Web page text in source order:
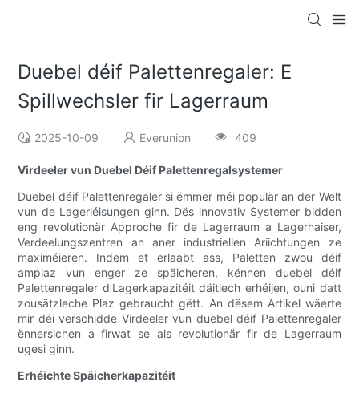
Duebel déif Palettenregaler: E
Spillwechsler fir Lagerraum
2025-10-09 Everunion 409
Virdeeler vun Duebel Déif Palettenregalsystemer
Duebel déif Palettenregaler si ëmmer méi populär an der Welt
vun de Lagerléisungen ginn. Dës innovativ Systemer bidden
eng revolutionär Approche fir de Lagerraum a Lagerhaiser,
Verdeelungszentren an aner industriellen Ariichtungen ze
maximéieren. Indem et erlaabt ass, Paletten zwou déif
amplaz vun enger ze späicheren, kënnen duebel déif
Palettenregaler d'Lagerkapazitéit däitlech erhéijen, ouni datt
zousätzleche Plaz gebraucht gëtt. An dësem Artikel wäerte
mir déi verschidde Virdeeler vun duebel déif Palettenregaler
ënnersichen a firwat se als revolutionär fir de Lagerraum
ugesi ginn.
Erhéichte Späicherkapazitéit